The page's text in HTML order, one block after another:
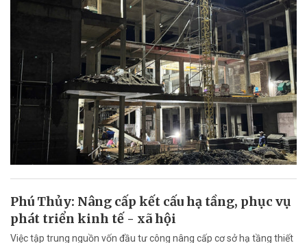
Phú Thủy: Nâng cấp kết cấu hạ tầng, phục vụ
phát triển kinh tế - xã hội
Việc tập trung nguồn vốn đầu tư công nâng cấp cơ sở hạ tầng thiết